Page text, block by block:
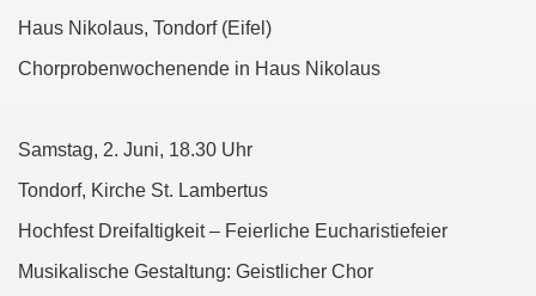
Haus Nikolaus, Tondorf (Eifel)
Chorprobenwochenende in Haus Nikolaus
Samstag, 2. Juni, 18.30 Uhr
Tondorf, Kirche St. Lambertus
Hochfest Dreifaltigkeit – Feierliche Eucharistiefeier
Musikalische Gestaltung: Geistlicher Chor